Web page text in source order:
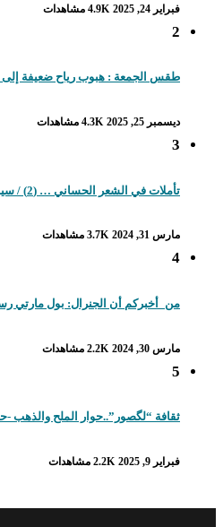
فبراير 24, 2025 4.9K مشاهدات
2
طقس الجمعة : هبوب رياح ضعيفة إلى
ديسمبر 25, 2025 4.3K مشاهدات
3
تأملات في الشعر الحساني … (2) / سيد...
مارس 31, 2024 3.7K مشاهدات
4
من_أخبركم أن الجنرال: بول مارتي
مارس 30, 2024 2.2K مشاهدات
5
ثقافة “لگصور”..حوار الملح والذهب
فبراير 9, 2025 2.2K مشاهدات